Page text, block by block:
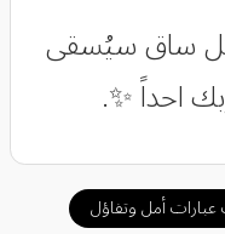
كل ساق سيُسقى
احداً ✨.
أمل وتفاؤل